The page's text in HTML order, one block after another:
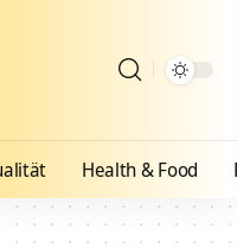
Health & Food